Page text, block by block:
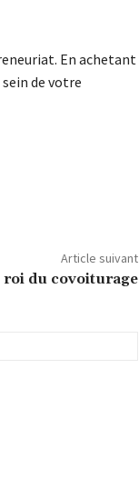
En achetant
de votre
Article suivant
roi du covoiturage